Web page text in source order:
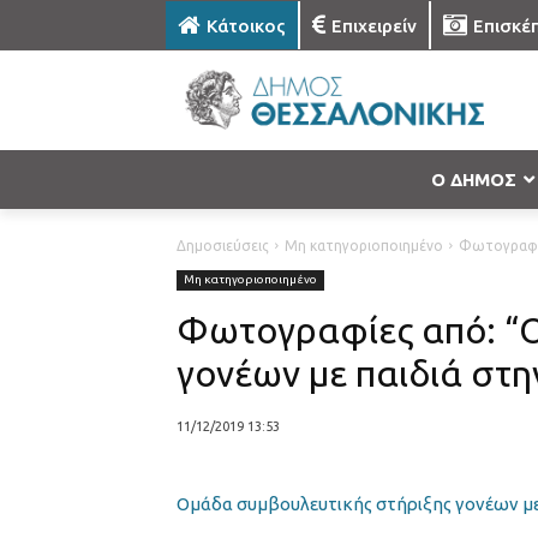
Κάτοικος Επιχειρείν
Ο ΔΗΜΟΣ
Δημοσιεύσεις Μη κατηγοριοποιημένο
Μη κατηγοριοποιημένο
Φωτογραφίες από:
γονέων με παιδιά
11/12/2019 13:53
Ομάδα συμβουλευτικής στήριξης γονέων